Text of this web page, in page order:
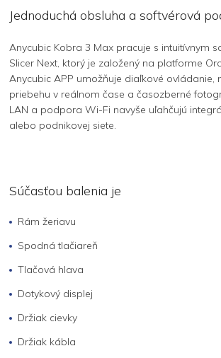
Jednoduchá obsluha a softvérová
Anycubic Kobra 3 Max pracuje s intuitívnym
Slicer Next, ktorý je založený na platforme
Anycubic APP umožňuje diaľkové ovládanie,
priebehu v reálnom čase a časozberné
LAN a podpora Wi-Fi navyše uľahčujú
alebo podnikovej siete.
Súčasťou balenia je
Rám žeriavu
Spodná tlačiareň
Tlačová hlava
Dotykový displej
Držiak cievky
Držiak kábla